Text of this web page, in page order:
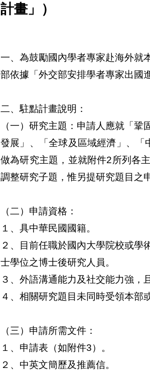
計畫」）
一、為鼓勵國內學者專家赴海外就
部依據「外交部安排學者專家出國
二、駐點計畫說明：
（一）研究主題：申請人應就「
發展」、「全球及區域經濟」、
做為研究主題，並就附件2所列各
調整研究子題，惟另提研究題目之
（二）申請資格：
１、具中華民國國籍。
２、目前任職於國內大學院校或
士學位之博士後研究人員。
３、外語溝通能力及社交能力強，
４、相關研究題目未同時受領本部
（三）申請所需文件：
１、申請表（如附件3）。
２、中英文簡歷及推薦信。